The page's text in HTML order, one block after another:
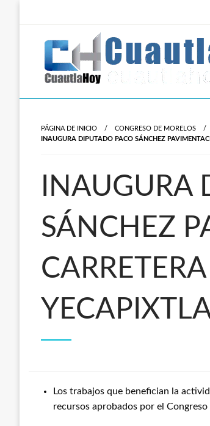
Revista digital del oriente de Morelos.
PÁGINA DE INICIO
CONGRESO DE MORELOS
INAUGURA DIPUTADO PACO SÁNCHEZ
INAUGURA
SÁNCHEZ
Los trabajos que benefician la
recursos aprobados por el Congreso